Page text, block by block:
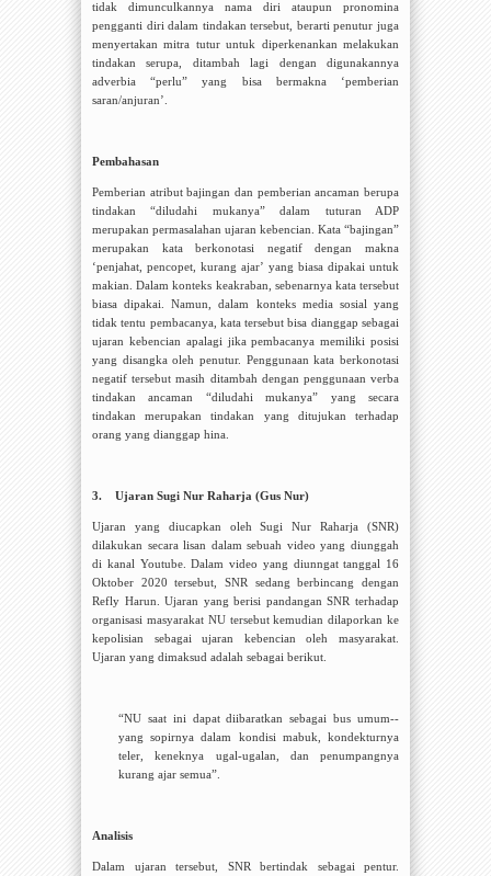
tidak dimunculkannya nama diri ataupun pronomina
pengganti diri dalam tindakan tersebut, berarti penutur juga
menyertakan mitra tutur untuk diperkenankan melakukan
tindakan serupa, ditambah lagi dengan digunakannya
adverbia “perlu” yang bisa bermakna ‘pemberian
saran/anjuran’.
Pembahasan
Pemberian atribut bajingan dan pemberian ancaman berupa
tindakan “diludahi mukanya” dalam tuturan ADP
merupakan permasalahan ujaran kebencian. Kata “bajingan”
merupakan kata berkonotasi negatif dengan makna
‘penjahat, pencopet, kurang ajar’ yang biasa dipakai untuk
makian. Dalam konteks keakraban, sebenarnya kata tersebut
biasa dipakai. Namun, dalam konteks media sosial yang
tidak tentu pembacanya, kata tersebut bisa dianggap sebagai
ujaran kebencian apalagi jika pembacanya memiliki posisi
yang disangka oleh penutur. Penggunaan kata berkonotasi
negatif tersebut masih ditambah dengan penggunaan verba
tindakan ancaman “diludahi mukanya” yang secara
tindakan merupakan tindakan yang ditujukan terhadap
orang yang dianggap hina.
3. Ujaran Sugi Nur Raharja (Gus Nur)
Ujaran yang diucapkan oleh Sugi Nur Raharja (SNR)
dilakukan secara lisan dalam sebuah video yang diunggah
di kanal Youtube. Dalam video yang diunngat tanggal 16
Oktober 2020 tersebut, SNR sedang berbincang dengan
Refly Harun. Ujaran yang berisi pandangan SNR terhadap
organisasi masyarakat NU tersebut kemudian dilaporkan ke
kepolisian sebagai ujaran kebencian oleh masyarakat.
Ujaran yang dimaksud adalah sebagai berikut.
“NU saat ini dapat diibaratkan sebagai bus umum--
yang sopirnya dalam kondisi mabuk, kondekturnya
teler, keneknya ugal-ugalan , dan penumpangnya
kurang ajar semua”.
Analisis
Dalam ujaran tersebut, SNR bertindak sebagai pentur.